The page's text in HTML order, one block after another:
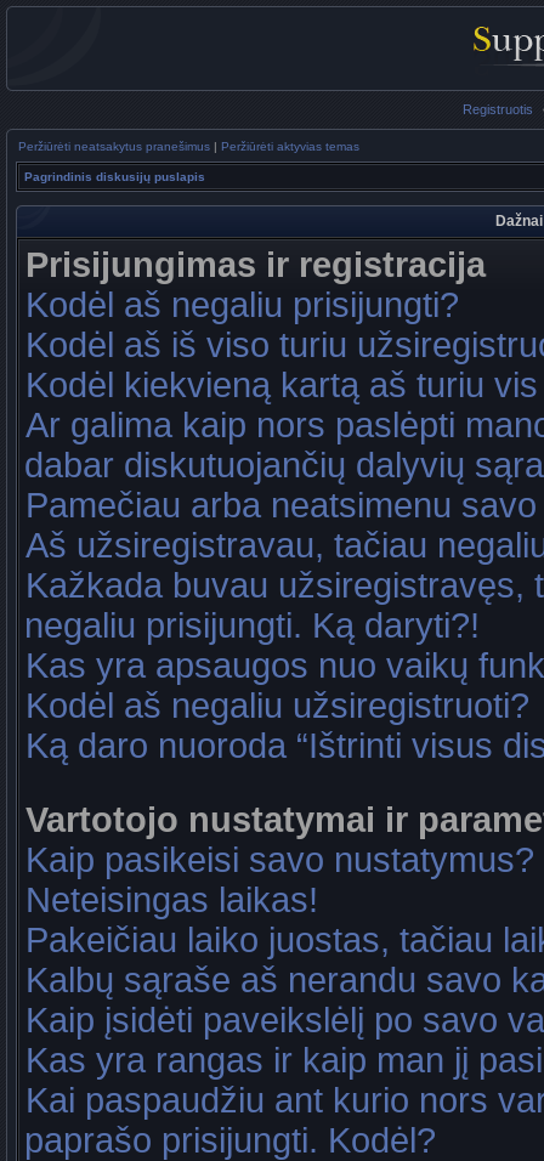
Registruotis
Peržiūrėti neatsakytus pranešimus | Peržiūrėti aktyvias temas
Pagrindinis diskusijų puslapis
Prisijungimas ir registracija
Kodėl aš negaliu prisijungti?
Kodėl aš iš viso turiu
Kodėl kiekvieną kartą aš turiu
Ar galima kaip nors paslėpti
dabar diskutuojančių dalyvių
Pamečiau arba neatsimenu
Aš užsiregistravau, tačiau
Kažkada buvau užsiregistravęs,
negaliu prisijungti. Ką daryti?!
Kas yra apsaugos nuo vaikų
Kodėl aš negaliu užsiregistruoti?
Ką daro nuoroda “Ištrinti visus
Vartotojo nustatymai ir
Kaip pasikeisi savo nustatymus?
Neteisingas laikas!
Pakeičiau laiko juostas, tačiau
Kalbų sąraše aš nerandu savo
Kaip įsidėti paveikslėlį po savo
Kas yra rangas ir kaip man jį
Kai paspaudžiu ant kurio nors
paprašo prisijungti. Kodėl?